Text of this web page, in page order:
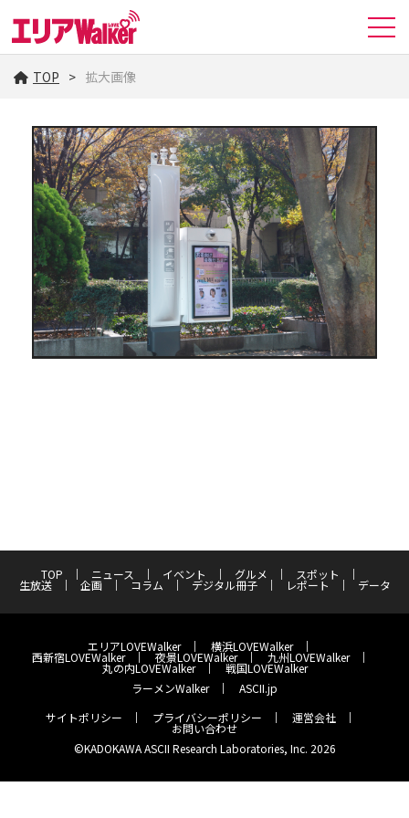
TOP 拡大画像
TOP ニュース イベント グルメ スポット
生放送 企画 コラム デジタル冊子 レポート データ
エリアLOVEWalker 横浜LOVEWalker
西新宿LOVEWalker 夜景LOVEWalker 九州LOVEWalker
丸の内LOVEWalker
戦国LOVEWalker
ラーメンWalker
ASCII.jp
サイトポリシー
プライバシーポリシー 運営会社
お問い合わせ
©KADOKAWA ASCII Research Laboratories, Inc. 2026